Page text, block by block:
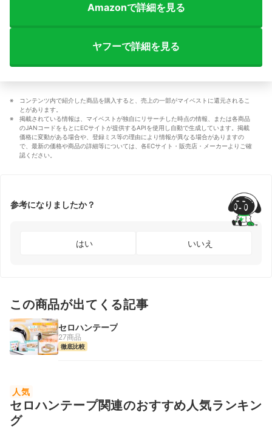
Amazonで詳細を見る
ヤフーで詳細を見る
コンテンツ内で紹介した商品を購入すると、売上の一部がマイベストに還元されるこ
とがあります。
掲載されている情報は、マイベストが独自にリサーチした時点の情報、または各商品
のJANコードをもとにECサイトが提供するAPIを使用し自動で生成しています。掲載
価格に変動がある場合や、登録ミス等の理由により情報が異なる場合がありますの
で、最新の価格や商品の詳細等については、各ECサイト・販売店・メーカーよりご確
認ください。
参考になりましたか？
はい いいえ
この商品が出てくる記事
セロハンテープ
27商品
徹底比較
人気
セロハンテープ関連のおすすめ人気ランキン
グ